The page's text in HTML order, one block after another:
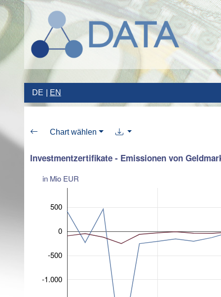
DE EN
Chart wählen
Investmentzertifikate - Emissionen von
in Mio EUR
-1.000
-500
0
500